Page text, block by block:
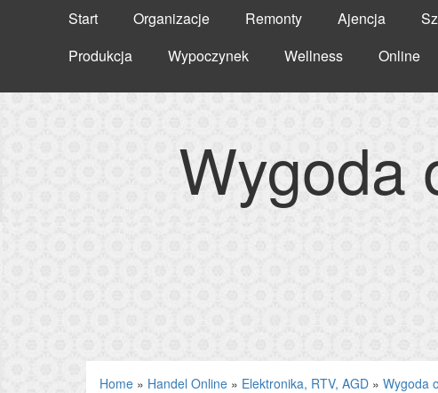
Start Organizacje Remonty Ajencja
Produkcja
Wypoczynek Wellness Online
Wygoda
Home » Handel Online » Elektronika, RTV, AGD » Wygoda